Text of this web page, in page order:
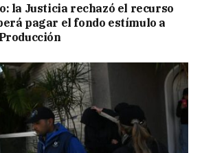
la Justicia rechazó el recurso
pagar el fondo estímulo a